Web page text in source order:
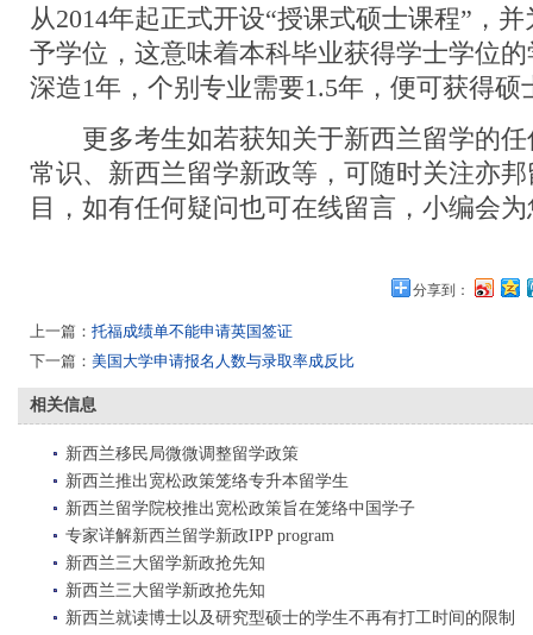
从2014年起正式开设“授课式硕士课程”，
予学位，这意味着本科毕业获得学士学位
深造1年，个别专业需要1.5年，便可获得硕
更多考生如若获知关于新西兰留学的任
常识、新西兰留学新政等，可随时关注亦
目，如有任何疑问也可在线留言，小编会
分享到：
上一篇： 托福成绩单不能申请英国签证
下一篇： 美国大学申请报名人数与录取率成反比
相关信息
新西兰移民局微微调整留学政策
新西兰推出宽松政策笼络专升本留学生
新西兰留学院校推出宽松政策旨在笼络中国学子
专家详解新西兰留学新政IPP program
新西兰三大留学新政抢先知
新西兰三大留学新政抢先知
新西兰就读博士以及研究型硕士的学生不再有打工时间的限制